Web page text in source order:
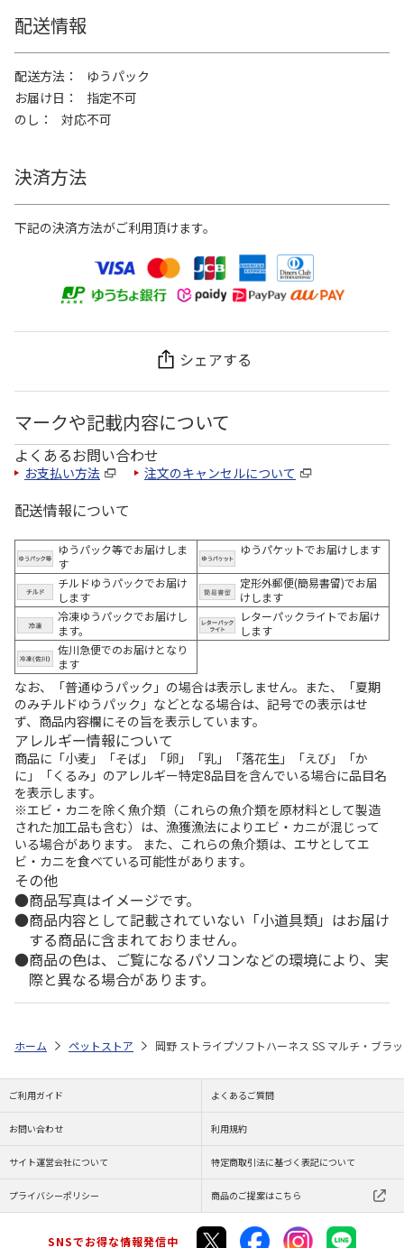
配送情報
配送方法
ゆうパック
お届け日
指定不可
のし
対応不可
決済方法
下記の決済方法がご利用頂けます。
シェアする
マークや記載内容について
よくあるお問い合わせ
お支払い方法 注文のキャンセルについて
配送情報について
ゆうパック等でお届けしま
す
ゆうパケットでお届けします
チルドゆうパックでお届け
します
定形外郵便(簡易書留)でお届
けします
冷凍ゆうパックでお届けし
ます。
レターパックライトでお届け
します
佐川急便でのお届けとなり
ます
なお、「普通ゆうパック」の場合は表示しません。また、「夏期
のみチルドゆうパック」などとなる場合は、記号での表示はせ
ず、商品内容欄にその旨を表示しています。
アレルギー情報について
商品に「小麦」「そば」「卵」「乳」「落花生」「えび」「か
に」「くるみ」のアレルギー特定8品目を含んでいる場合に品目名
を表示します。
※エビ・カニを除く魚介類（これらの魚介類を原材料として製造
された加工品も含む）は、漁獲漁法によりエビ・カニが混じって
いる場合があります。 また、これらの魚介類は、エサとしてエ
ビ・カニを食べている可能性があります。
その他
商品写真はイメージです。
商品内容として記載されていない「小道具類」はお届け
する商品に含まれておりません。
商品の色は、ご覧になるパソコンなどの環境により、実
際と異なる場合があります。
ホーム ペットストア 岡野 ストライプソフトハーネス SS マルチ・ブラ
ご利用ガイド よくあるご質問
お問い合わせ 利用規約
サイト運営会社について 特定商取引法に基づく表記について
プライバシーポリシー 商品のご提案はこちら
SNSでお得な情報発信中